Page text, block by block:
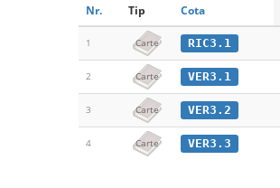
Nr. Tip Cota
1 Carte RIC3.1
2 Carte VER3.1
3 Carte VER3.2
4 Carte VER3.3